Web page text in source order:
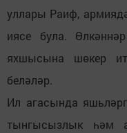
уллары Раиф,
иясе була.
яхшысына шөкер
беләләр.
Ил агасында
тынгысызлык һәм